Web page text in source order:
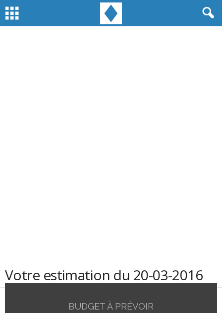
Votre estimation du 20-03-2016
BUDGET À PRÉVOIR